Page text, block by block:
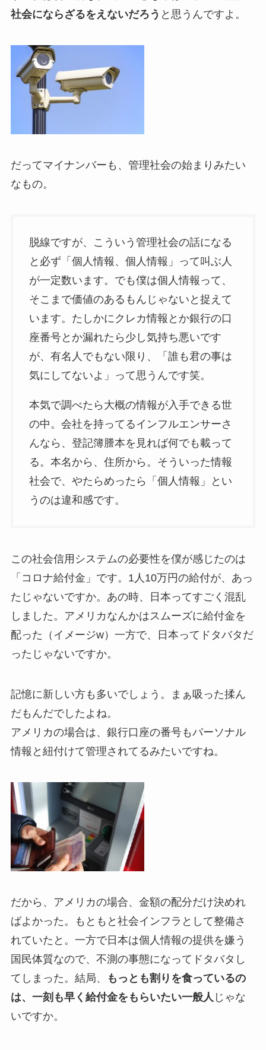
社会にならざるをえないだろう と思うんですよ。
だってマイナンバーも、管理社会の始まりみたい
なもの。
脱線ですが、こういう管理社会の話になる
と必ず「個人情報、個人情報」って叫ぶ人
が一定数います。でも僕は個人情報って、
そこまで価値のあるもんじゃないと捉えて
います。たしかにクレカ情報とか銀行の口
座番号とか漏れたら少し気持ち悪いです
が、有名人でもない限り、「誰も君の事は
気にしてないよ」って思うんです笑。
本気で調べたら大概の情報が入手できる世
の中。会社を持ってるインフルエンサーさ
んな ら、登記簿謄本を見れば何でも載って
る。本名から、住所から。そういった情報
社会で、やたらめったら「個人情報」とい
うのは違和感です。
この社会信用システムの必要性を僕が感じたのは
「コロナ給付金」です。1人10万円の給付が、あっ
たじゃないですか。あの時、日本ってすごく混乱
しました。アメリカなんかはスムーズに給付金を
配った（イメージw）一方で、日本ってドタバタだ
ったじゃないですか。
記憶に新しい方も多いでしょう。まぁ吸った揉ん
だもんだでしたよね。
アメリカの場合は、銀行口座の番号もパーソナル
情報と紐付けて管理されてるみたいですね。
だから、アメリカの場合、金額の配分だけ決めれ
ばよかった。もともと社会インフラとして整備さ
れていたと。一方で日本は個人情報の提供を嫌う
国民体質なので、不測の事態になってドタバタし
てしまった。結局、
もっとも割りを食っているの
は、一刻も早く給付金をもらいたい一般人 じゃな
いですか。